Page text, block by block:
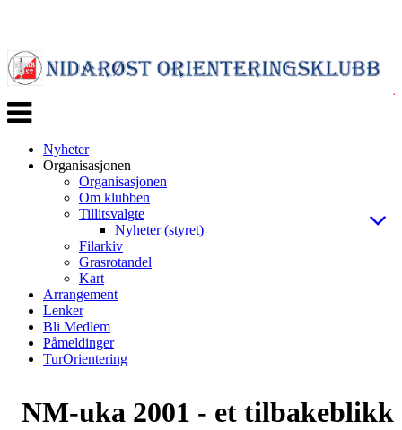
Veksle
navigasjon
Nyheter
Organisasjonen
Organisasjonen
Om klubben
Tillitsvalgte
Nyheter (styret)
Filarkiv
Grasrotandel
Kart
Arrangement
Lenker
Bli Medlem
Påmeldinger
TurOrientering
NM-uka 2001 - et tilbakeblikk